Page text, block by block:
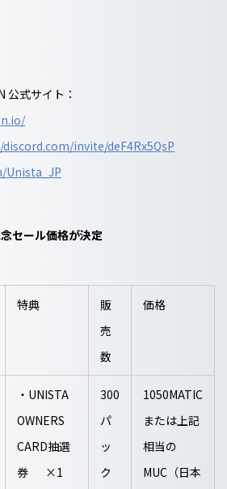
公式サイト：
invite/deF4Rx5QsP
Unista_JP
セール価格が決定
特典
販
売
数
価格
・UNISTA
OWNERS
CARD抽選
券 ×1
300
パ
ッ
ク
1050MATIC
または上記
相当の
MUC（日本